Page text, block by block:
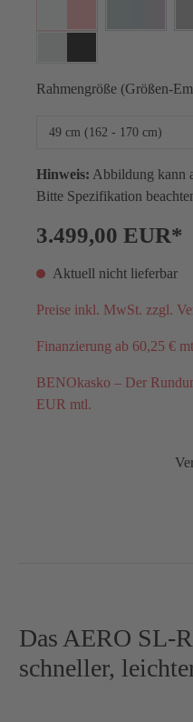
Rahmengröße (Größen-
Hinweis: Abbildung kann
Bitte Spezifikation
3.499,00 EUR*
Aktuell nicht lieferbar
Preise inkl. MwSt. zzgl.
Finanzierung ab 60,25 €
BENOkasko – Der
EUR mtl.
Das AERO SL-
schneller,